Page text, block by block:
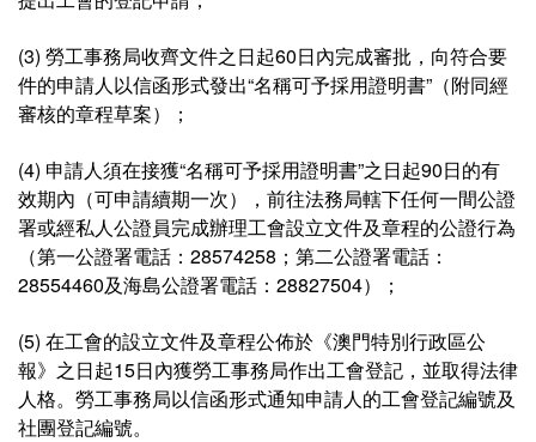
(3) 勞工事務局收齊文件之日起60日內完成審批，向符合要
件的申請人以信函形式發出“名稱可予採用證明書”（附同經
審核的章程草案）；
(4) 申請人須在接獲“名稱可予採用證明書”之日起90日的有
效期內（可申請續期一次），前往法務局轄下任何一間公證
署或經私人公證員完成辦理工會設立文件及章程的公證行為
（第一公證署電話：28574258；第二公證署電話：
28554460及海島公證署電話：28827504）；
(5) 在工會的設立文件及章程公佈於《澳門特別行政區公
報》之日起15日內獲勞工事務局作出工會登記，並取得法律
人格。勞工事務局以信函形式通知申請人的工會登記編號及
社團登記編號。